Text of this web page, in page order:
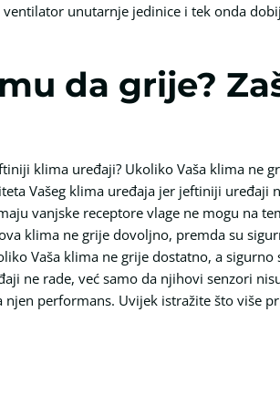
unutarnje jedinice i tek onda
da grije?
klima uređaji? Ukoliko Vaša klima ne
Vašeg klima uređaja jer jeftiniji
vanjske receptore vlage ne mogu na
klima ne grije dovoljno, premda su
Vaša klima ne grije dostatno, a
ne rade, već samo da njihovi senzori
performans. Uvijek istražite što više